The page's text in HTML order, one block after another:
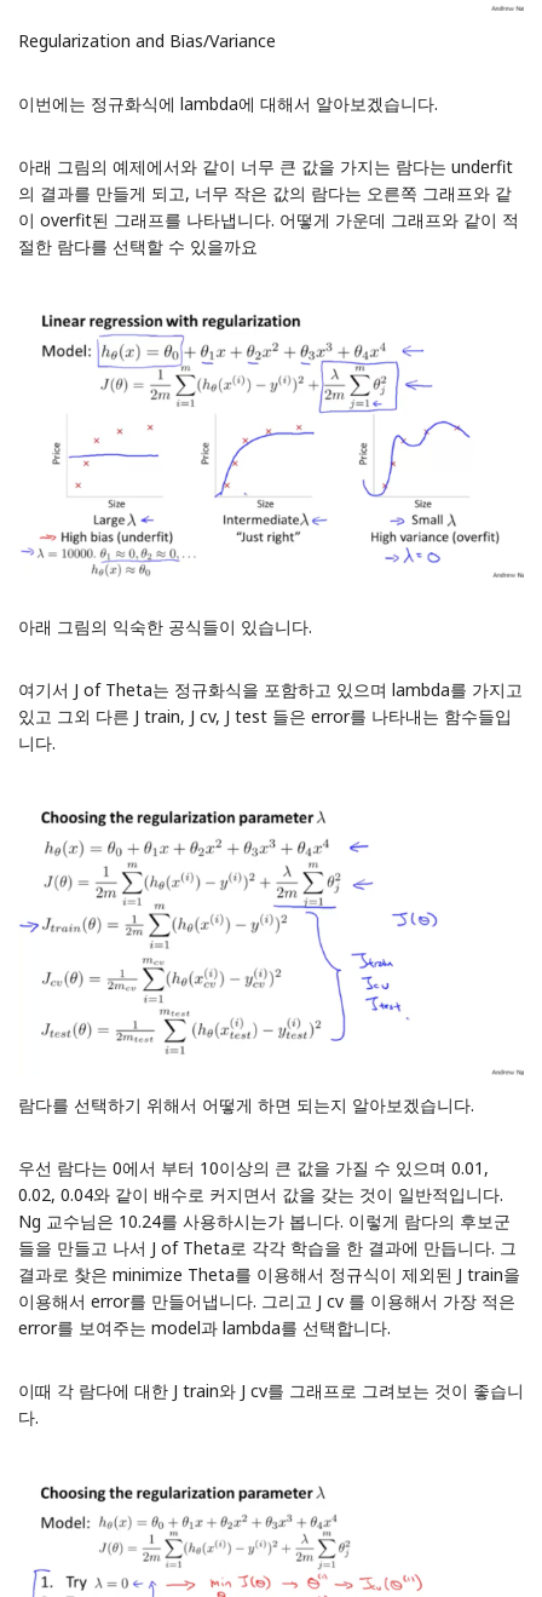
Regularization and Bias/Variance
이번에는 정규화식에 lambda에 대해서 알아보겠습니다.
아래 그림의 예제에서와 같이 너무 큰 값을 가지는 람다는 underfit
의 결과를 만들게 되고, 너무 작은 값의 람다는 오른쪽 그래프와 같
이 overfit된 그래프를 나타냅니다. 어떻게 가운데 그래프와 같이 적
절한 람다를 선택할 수 있을까요
아래 그림의 익숙한 공식들이 있습니다.
여기서 J of Theta는 정규화식을 포함하고 있으며 lambda를 가지고
있고 그외 다른 J train, J cv, J test 들은 error를 나타내는 함수들입
니다.
람다를 선택하기 위해서 어떻게 하면 되는지 알아보겠습니다.
우선 람다는 0에서 부터 10이상의 큰 값을 가질 수 있으며 0.01,
0.02, 0.04와 같이 배수로 커지면서 값을 갖는 것이 일반적입니다.
Ng 교수님은 10.24를 사용하시는가 봅니다. 이렇게 람다의 후보군
들을 만들고 나서 J of Theta로 각각 학습을 한 결과에 만듭니다. 그
결과로 찾은 minimize Theta를 이용해서 정규식이 제외된 J train을
이용해서 error를 만들어냅니다. 그리고 J cv 를 이용해서 가장 적은
error를 보여주는 model과 lambda를 선택합니다.
이때 각 람다에 대한 J train와 J cv를 그래프로 그려보는 것이 좋습니
다.